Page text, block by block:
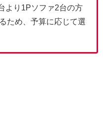
より1Pソファ2台の方
ため、予算に応じて選